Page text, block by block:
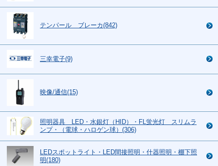
テンパール ブレーカ(842)
三幸電子(9)
映像/通信(15)
照明器具 LED・水銀灯（HID）・FL蛍光灯 スリムラ
ンプ・（電球・ハロゲン球）(306)
LEDスポットライト・LED間接照明・什器照明・棚下照
明(180)